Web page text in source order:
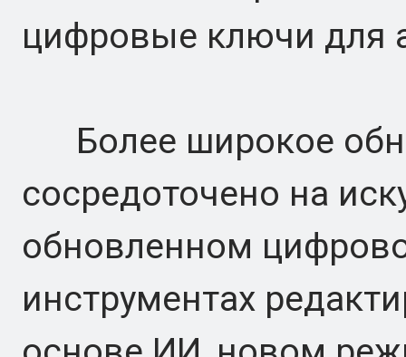
цифровые ключи для
Более широкое
сосредоточено на
обновленном
инструментах